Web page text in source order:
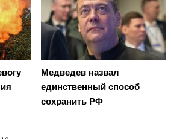
Медведев назвал
единственный способ
сохранить РФ